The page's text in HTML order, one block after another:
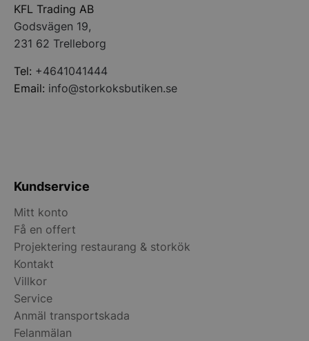
KFL Trading AB
Godsvägen 19,
231 62 Trelleborg
Tel: +4641041444
Email: info@storkoksbutiken.se
Kundservice
Mitt konto
Få en offert
Projektering restaurang & storkök
Kontakt
Villkor
Service
Anmäl transportskada
Felanmälan
pys_start_session
__lc_cid